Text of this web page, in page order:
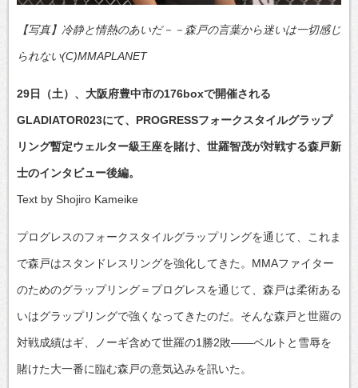
【写真】冷静と情熱のあいだ－－森戸の言葉から迷いは一切感じ
られない(C)MMAPLANET
29日（土）、大阪府豊中市の176boxで開催される
GLADIATOR023にて、PROGRESSフォークスタイルグラップ
リング暫定ウェルター級王座を賭け、世羅智茂が対戦する森戸新
士のインタビュー後編。
Text by Shojiro Kameike
プログレスのフォークスタイルグラップリングを通じて、これま
で森戸はスタンドレスリングを強化してきた。MMAファイター
のためのグラップリング＝プログレスを通じて、森戸は柔術ある
いはグラップリングで強くなってきたのだ。そんな森戸と世羅の
対戦成績はギ、ノーギ含めて世羅の1勝2敗――ベルトと雪辱を
賭けた大一番に臨む森戸の意気込みを訊いた。